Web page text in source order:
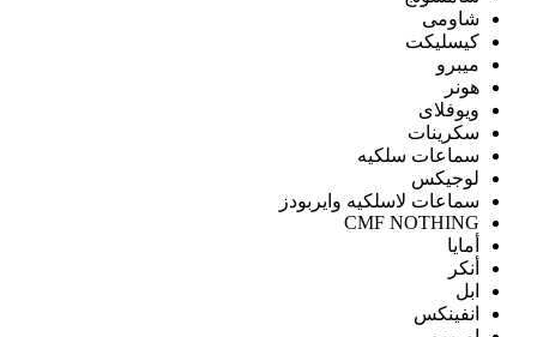
شاومى
كيسليكت
ميبرو
هونر
ويوفلاى
سكرينات
سماعات سلكيه
لوجيكس
سماعات لاسلكيه وايربودز
CMF NOTHING
أمايا
أنكر
ابل
انفينكس